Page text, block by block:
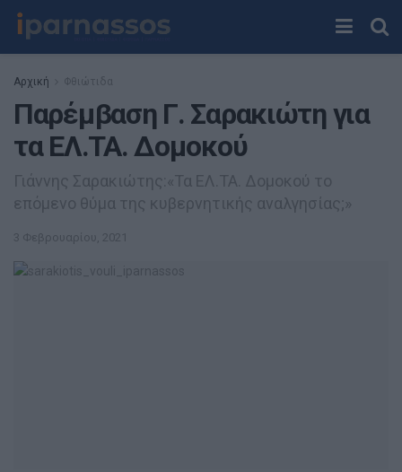
Αρχική Φθιώτιδα
Παρέμβαση Γ. Σαρακιώτη για
τα ΕΛ.ΤΑ. Δομοκού
Γιάννης Σαρακιώτης:«Τα ΕΛ.ΤΑ. Δομοκού το
επόμενο θύμα της κυβερνητικής αναλγησίας;»
3 Φεβρουαρίου, 2021